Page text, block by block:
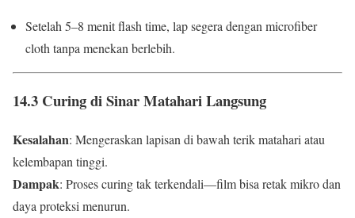
Setelah 5–8 menit flash time, lap segera dengan microfiber
cloth tanpa menekan berlebih.
14.3 Curing di Sinar Matahari Langsung
Kesalahan: Mengeraskan lapisan di bawah terik matahari atau
kelembapan tinggi.
Dampak: Proses curing tak terkendali—film bisa retak mikro dan
daya proteksi menurun.